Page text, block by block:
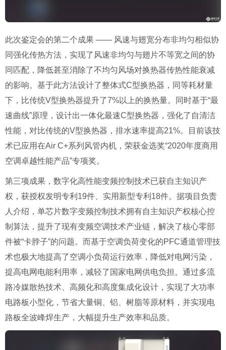
此次鉴定会的第二个成果 —— 风速与翅宽分布非均匀相似协
同强化传热方法，实现了风速非均匀与翅片不等宽之间的协
同匹配，降低甚至消除了不均匀风场对换热器传热性能衰减
的影响。基于此方法设计了整体式C型换热器，同等耗材量
下，比传统V型换热器提升了7%以上的换热量。同时基于“最
速曲线”原理，设计出一体化最速C型换热器，强化了自清洁
性能，对比传统的V型换热器，排水速率提高21%。目前该技
术已应用在Air C+系列风管内机，荣获金选奖“2020年度商用
空调卓越性能产品”专项奖。
第三项成果，数字化高性能变频控制技术已获自主知识产
权，获授权发明专利19件、实用新型专利18件。据项目负责
人介绍，单芯片数字变频控制技术拥有自主知识产权核心控
制算法，提升了现有变频空调技术产业链，解决了核心零部
件被“卡脖子”的问题。而基于空调负荷变化的PFC通道管理技
术也极大地提高了空调小负荷运行效率，降低对电网污染，
提高电网电能利用率，减轻了国家电网供电负担。通过多流
路冷媒散热技术、高频化和高度集成化设计，实现了大功率
电路板小型化，节省大量铜、铝、树脂等原材料，并实现电
路板全波峰焊生产，大幅提升生产效率和品质。